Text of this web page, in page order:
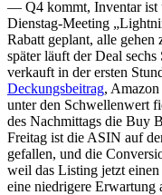
— Q4 kommt, Inventar ist
Dienstag-Meeting
Rabatt geplant, alle
später läuft der Deal
verkauft in der ersten
Deckungsbeitrag,
unter den Schwellenwert
des Nachmittags die Buy
Freitag ist die ASIN auf
gefallen, und die
weil das Listing jetzt
eine niedrigere Erwartung